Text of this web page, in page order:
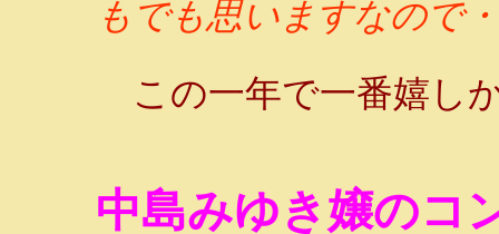
もでも思いますなので
この一年で一番嬉し
中島みゆき嬢のコ